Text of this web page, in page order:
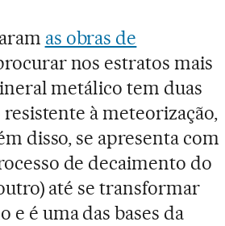
as obras de
nos estratos mais
metálico tem duas
à meteorização,
disso, se apresenta com
de decaimento do
até se transformar
e é uma das bases da